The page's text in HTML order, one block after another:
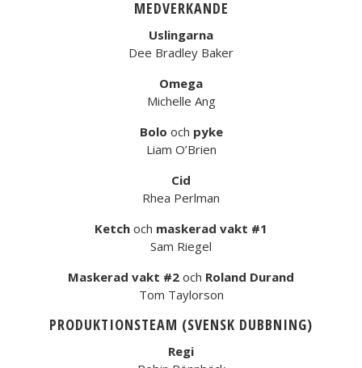
MEDVERKANDE
Uslingarna
Dee Bradley Baker
Omega
Michelle Ang
Bolo och pyke
Liam O’Brien
Cid
Rhea Perlman
Ketch och maskerad vakt #1
Sam Riegel
Maskerad vakt #2 och Roland Durand
Tom Taylorson
PRODUKTIONSTEAM (SVENSK DUBBNING)
Regi